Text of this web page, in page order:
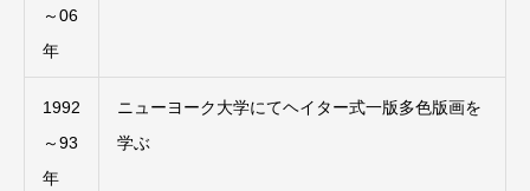
～06
年
1992
～93
年
ニューヨーク大学にてヘイター式一版多色版画を
学ぶ